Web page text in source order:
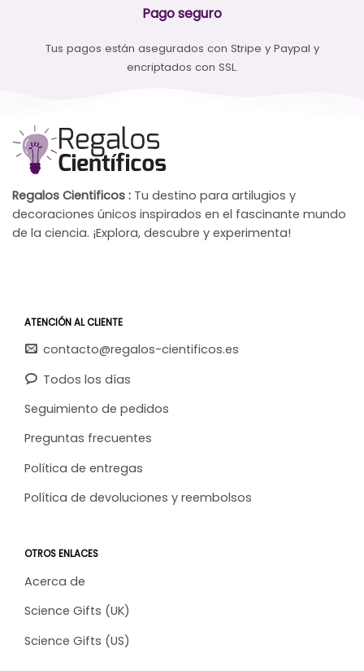
Pago seguro
Tus pagos están asegurados con Stripe y Paypal y
encriptados con SSL.
Regalos Cientificos : Tu destino para artilugios y
decoraciones únicos inspirados en el fascinante mundo
de la ciencia. ¡Explora, descubre y experimenta!
ATENCIÓN AL CLIENTE
contacto@regalos-cientificos.es
Todos los días
Seguimiento de pedidos
Preguntas frecuentes
Política de entregas
Política de devoluciones y reembolsos
OTROS ENLACES
Acerca de
Science Gifts (UK)
Science Gifts (US)